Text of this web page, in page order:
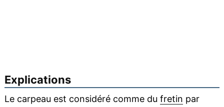
Explications
Le carpeau est considéré comme du fretin par